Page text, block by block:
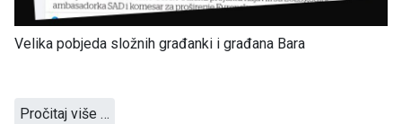
Velika pobjeda složnih građanki i građana Bara
Pročitaj više …